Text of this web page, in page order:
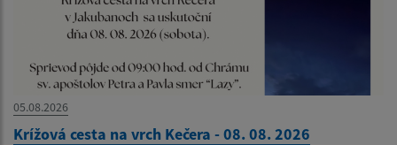
05.08.2026
Krížová cesta na vrch Kečera - 08. 08. 2026